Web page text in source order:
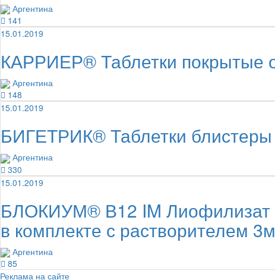
Аргентина
141
15.01.2019
КАРРИЕР® Таблетки покрытые
Аргентина
148
15.01.2019
БИГЕТРИК® Таблетки
Аргентина
330
15.01.2019
БЛОКИУМ® В12 IM Лиофилизат
в комплекте с растворителем
Аргентина
85
Реклама на сайте